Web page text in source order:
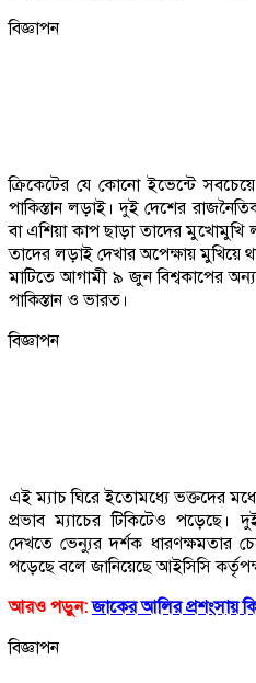
বিজ্ঞাপন
ক্রিকেটের যে কোনো ইভেন্টে
পাকিস্তান লড়াই। দুই দেশের
বা এশিয়া কাপ ছাড়া তাদের মুখোমুখি
তাদের লড়াই দেখার অপেক্ষায় মুখিয়ে
মাটিতে আগামী ৯ জুন বিশ্বকাপের
পাকিস্তান ও ভারত।
বিজ্ঞাপন
এই ম্যাচ ঘিরে ইতোমধ্যে ভক্তদের
প্রভাব ম্যাচের টিকিটেও পড়েছে।
দেখতে ভেন্যুর দর্শক
পড়েছে বলে জানিয়েছে আইসিসি
আরও পড়ুন: জাকের আলির প্রশংসায়
বিজ্ঞাপন